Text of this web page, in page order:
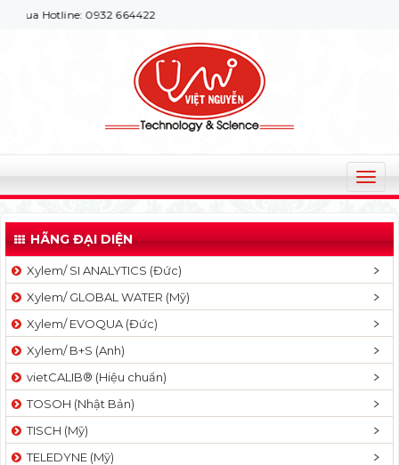
0932 664422
T
o
g
l
v
a
t
HÃNG ĐẠI DIỆN
Xylem/ SI ANALYTICS (Đức)
Xylem/ GLOBAL WATER (Mỹ)
Xylem/ EVOQUA (Đức)
Xylem/ B+S (Anh)
vietCALIB® (Hiệu chuẩn)
TOSOH (Nhật Bản)
TISCH (Mỹ)
TELEDYNE (Mỹ)